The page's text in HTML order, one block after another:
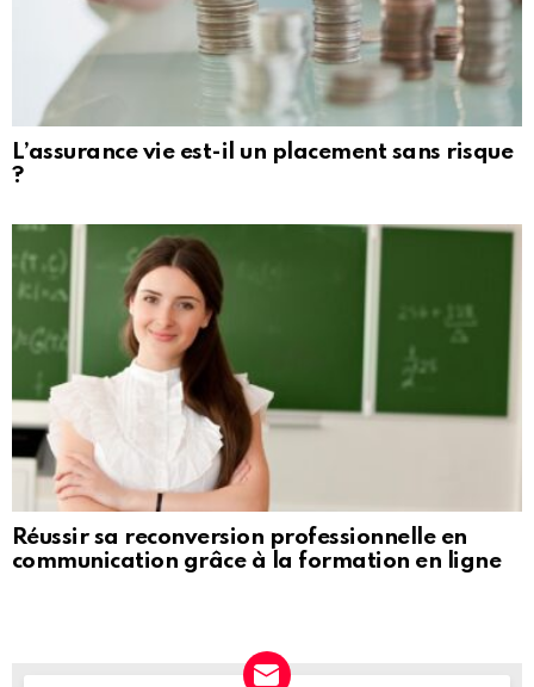
L’assurance vie est-il un placement sans risque
?
Réussir sa reconversion professionnelle en
communication grâce à la formation en ligne